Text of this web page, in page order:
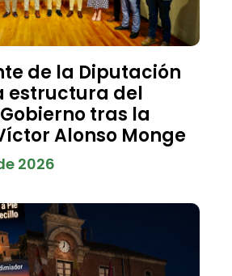
de la Diputación
estructura del
tras la
Alonso Monge
2026